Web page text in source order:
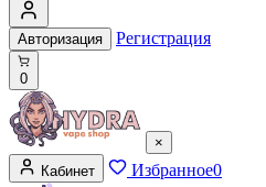
Авторизация Регистрация
0
×
Кабинет
Избранное0